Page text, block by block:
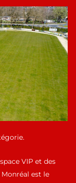
VIP et des
est le